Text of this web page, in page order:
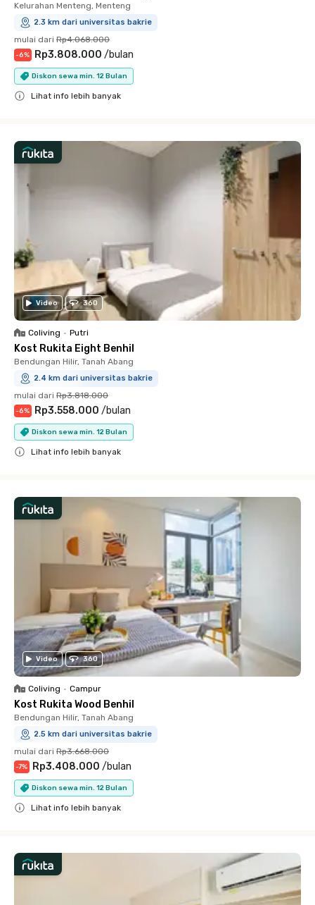
Kelurahan Menteng, Menteng
2.3 km dari universitas bakrie
mulai dari Rp4.068.000
-6% Rp3.808.000 /bulan
Diskon sewa min. 12 Bulan
Lihat info lebih banyak
Video 360
Coliving • Putri
Kost Rukita Eight Benhil
Bendungan Hilir, Tanah Abang
2.4 km dari universitas bakrie
mulai dari Rp3.818.000
-6% Rp3.558.000 /bulan
Diskon sewa min. 12 Bulan
Lihat info lebih banyak
Video 360
Coliving • Campur
Kost Rukita Wood Benhil
Bendungan Hilir, Tanah Abang
2.5 km dari universitas bakrie
mulai dari Rp3.668.000
-7% Rp3.408.000 /bulan
Diskon sewa min. 12 Bulan
Lihat info lebih banyak